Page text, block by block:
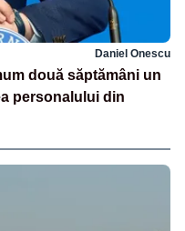
Daniel Onescu
două săptămâni un
personalului din